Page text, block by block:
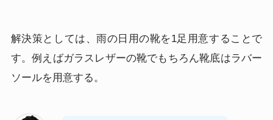
解決策としては、雨の日用の靴を1足用意することで
す。例えばガラスレザーの靴でもちろん靴底はラバー
ソールを用意する。